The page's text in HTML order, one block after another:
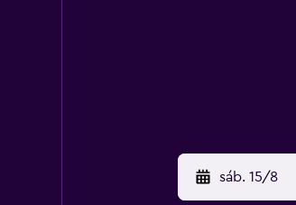
sáb. 15/8